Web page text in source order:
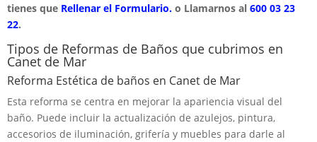
tienes que Rellenar el Formulario. o Llamarnos al 600 03 23
22.
Tipos de Reformas de Baños que cubrimos en
Canet de Mar
Reforma Estética de baños en Canet de Mar
Esta reforma se centra en mejorar la apariencia visual del
baño. Puede incluir la actualización de azulejos, pintura,
accesorios de iluminación, grifería y muebles para darle al